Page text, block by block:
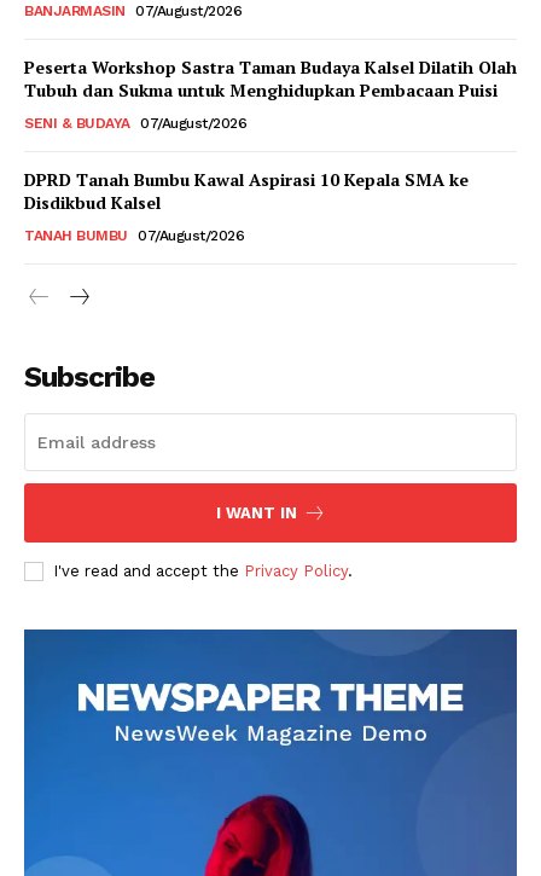
BANJARMASIN 07/August/2026
Peserta Workshop Sastra Taman Budaya Kalsel Dilatih Olah
Tubuh dan Sukma untuk Menghidupkan Pembacaan Puisi
SENI & BUDAYA 07/August/2026
DPRD Tanah Bumbu Kawal Aspirasi 10 Kepala SMA ke
Disdikbud Kalsel
TANAH BUMBU 07/August/2026
Subscribe
I WANT IN
I've read and accept the Privacy Policy.